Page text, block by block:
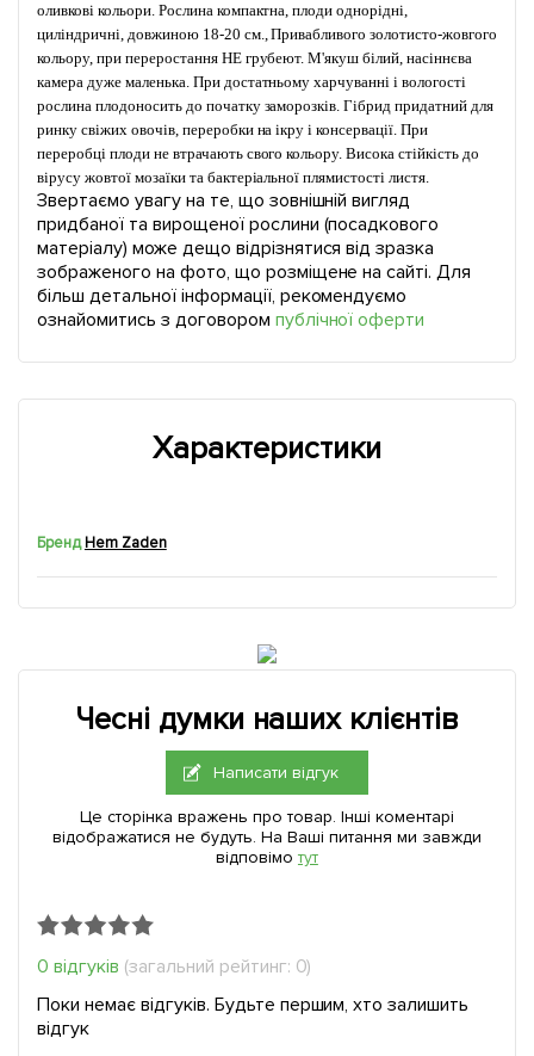
оливкові кольори. Рослина компактна, плоди однорідні,
циліндричні, довжиною 18-20 см., Привабливого золотисто-жовгого
кольору, при переростання НЕ грубеют. М'якуш білий, насіннєва
камера дуже маленька. При достатньому харчуванні і вологості
рослина плодоносить до початку заморозків. Гібрид придатний для
ринку свіжих овочів, переробки на ікру і консервації. При
переробці плоди не втрачають свого кольору. Висока стійкість до
вірусу жовтої мозаїки та бактеріальної плямистості листя.
Звертаємо увагу на те, що зовнішній вигляд
придбаної та вирощеної рослини (посадкового
матеріалу) може дещо відрізнятися від зразка
зображеного на фото, що розміщене на сайті. Для
більш детальної інформації, рекомендуємо
ознайомитись з договором публічної оферти
Характеристики
Бренд Hem Zaden
Чесні думки наших клієнтів
Написати відгук
Це сторінка вражень про товар. Інші коментарі
відображатися не будуть. На Ваші питання ми завжди
відповімо тут
0 відгуків (загальний рейтинг: 0)
Поки немає відгуків. Будьте першим, хто залишить
відгук